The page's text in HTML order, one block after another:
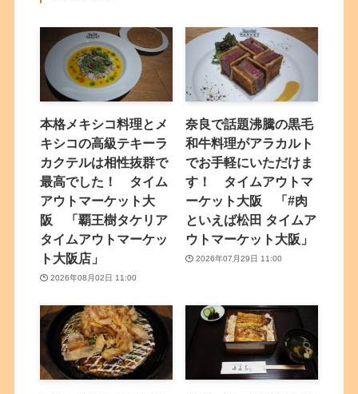
本格メキシコ料理とメ
キシコの高級テキーラ
カクテルは相性抜群で
最高でした！ タイム
アウトマーケット大
阪 「覇王樹タケリア
タイムアウトマーケッ
ト大阪店」
2026年08月02日 11:00
奈良で話題沸騰の黒毛
和牛料理がアラカルト
でお手軽にいただけま
す！ タイムアウトマ
ーケット大阪 「#肉
といえば松田 タイムア
ウトマーケット大阪」
2026年07月29日 11:00